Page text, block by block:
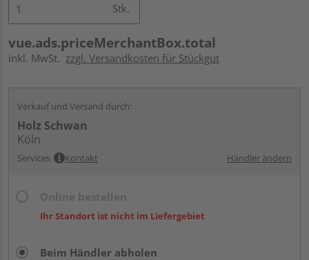
Stk.
vue.ads.priceMerchantBox.total
inkl. MwSt. zzgl. Versandkosten für Stückgut
Verkauf und Versand durch:
Holz Schwan
Köln
Services Kontakt Händler ändern
Ihr Standort ist nicht im Liefergebiet
Beim Händler abholen